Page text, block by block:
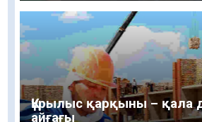
Құрылыс қарқыны – қала
айғағы